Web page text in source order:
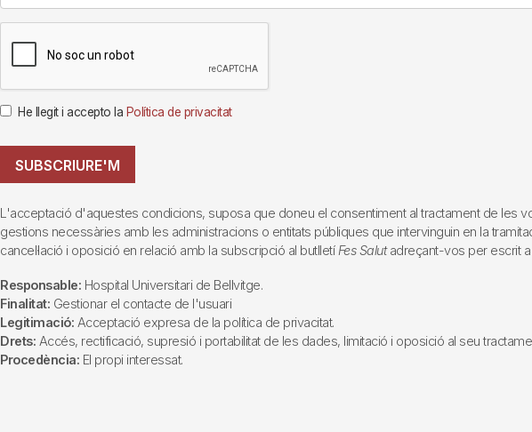
He llegit i accepto la Política de privacitat
SUBSCRIURE'M
L'acceptació d'aquestes condicions, suposa que doneu el consentiment al tractament de les
gestions necessàries amb les administracions o entitats públiques que intervinguin en la
cancel·lació i oposició en relació amb la subscripció al butlletí Fes Salutadreçant-vos per escrit a
Responsable: Hospital Universitari de Bellvitge.
Finalitat: Gestionar el contacte de l'usuari
Legitimació: Acceptació expresa de la política de privacitat.
Drets: Accés, rectificació, supresió i portabilitat de les dades, limitació i oposició al seu
Procedència: El propi interessat.